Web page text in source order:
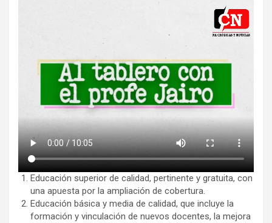
Educación superior de calidad, pertinente y gratuita, con
una apuesta por la ampliación de cobertura.
Educación básica y media de calidad, que incluye la
formación y vinculación de nuevos docentes, la mejora